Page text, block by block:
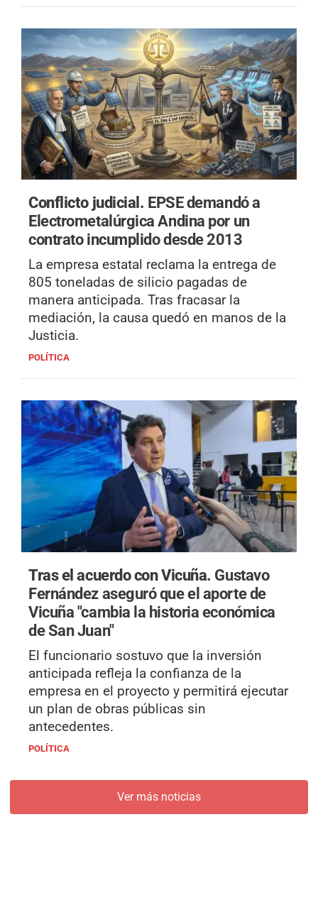
Conflicto judicial. EPSE demandó a
Electrometalúrgica Andina por un
contrato incumplido desde 2013
La empresa estatal reclama la entrega de
805 toneladas de silicio pagadas de
manera anticipada. Tras fracasar la
mediación, la causa quedó en manos de la
Justicia.
POLÍTICA
Tras el acuerdo con Vicuña. Gustavo
Fernández aseguró que el aporte de
Vicuña "cambia la historia económica
de San Juan"
El funcionario sostuvo que la inversión
anticipada refleja la confianza de la
empresa en el proyecto y permitirá ejecutar
un plan de obras públicas sin
antecedentes.
POLÍTICA
Ver más noticias